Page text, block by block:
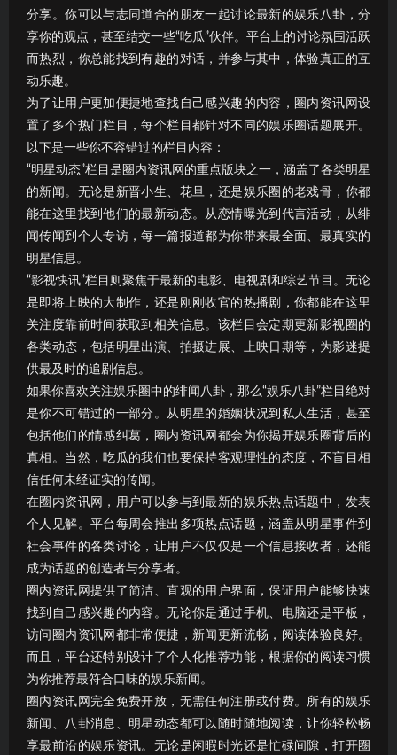
分享。你可以与志同道合的朋友一起讨论最新的娱乐八卦，分
享你的观点，甚至结交一些“吃瓜”伙伴。平台上的讨论氛围活跃
而热烈，你总能找到有趣的对话，并参与其中，体验真正的互
动乐趣。
为了让用户更加便捷地查找自己感兴趣的内容，圈内资讯网设
置了多个热门栏目，每个栏目都针对不同的娱乐圈话题展开。
以下是一些你不容错过的栏目内容：
“明星动态”栏目是圈内资讯网的重点版块之一，涵盖了各类明星
的新闻。无论是新晋小生、花旦，还是娱乐圈的老戏骨，你都
能在这里找到他们的最新动态。从恋情曝光到代言活动，从绯
闻传闻到个人专访，每一篇报道都为你带来最全面、最真实的
明星信息。
“影视快讯”栏目则聚焦于最新的电影、电视剧和综艺节目。无论
是即将上映的大制作，还是刚刚收官的热播剧，你都能在这里
关注度靠前时间获取到相关信息。该栏目会定期更新影视圈的
各类动态，包括明星出演、拍摄进展、上映日期等，为影迷提
供最及时的追剧信息。
如果你喜欢关注娱乐圈中的绯闻八卦，那么“娱乐八卦”栏目绝对
是你不可错过的一部分。从明星的婚姻状况到私人生活，甚至
包括他们的情感纠葛，圈内资讯网都会为你揭开娱乐圈背后的
真相。当然，吃瓜的我们也要保持客观理性的态度，不盲目相
信任何未经证实的传闻。
在圈内资讯网，用户可以参与到最新的娱乐热点话题中，发表
个人见解。平台每周会推出多项热点话题，涵盖从明星事件到
社会事件的各类讨论，让用户不仅仅是一个信息接收者，还能
成为话题的创造者与分享者。
圈内资讯网提供了简洁、直观的用户界面，保证用户能够快速
找到自己感兴趣的内容。无论你是通过手机、电脑还是平板，
访问圈内资讯网都非常便捷，新闻更新流畅，阅读体验良好。
而且，平台还特别设计了个人化推荐功能，根据你的阅读习惯
为你推荐最符合口味的娱乐新闻。
圈内资讯网完全免费开放，无需任何注册或付费。所有的娱乐
新闻、八卦消息、明星动态都可以随时随地阅读，让你轻松畅
享最前沿的娱乐资讯。无论是闲暇时光还是忙碌间隙，打开圈